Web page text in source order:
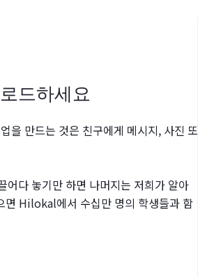
드하세요
을 만드는 것은 친구에게 메시지, 사진 또
어다 놓기만 하면 나머지는 저희가 알아
면 Hilokal에서 수십만 명의 학생들과 함